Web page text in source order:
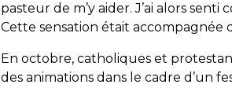
pasteur de m’y aider. J’ai alors
Cette sensation était accompagnée
En octobre, catholiques et
des animations dans le cadre d’un